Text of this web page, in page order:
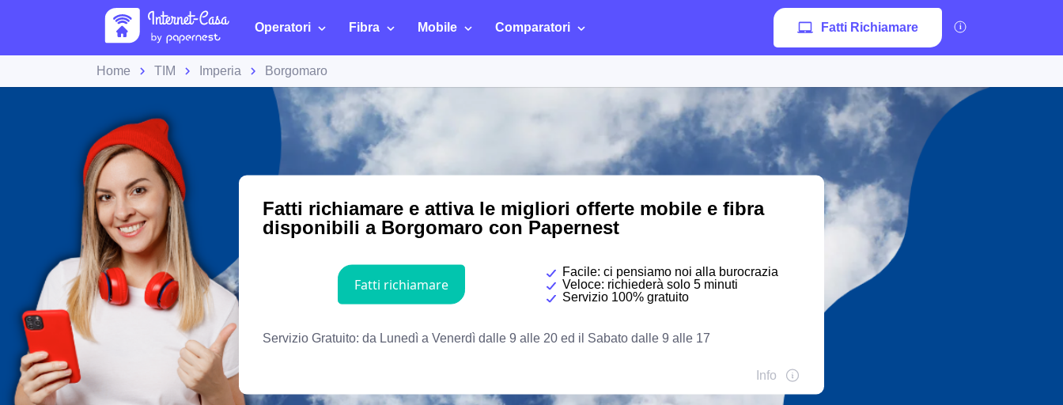
Operatori Fibra Mobile Comparatori Fatti Richiamare
Home TIM Imperia Borgomaro